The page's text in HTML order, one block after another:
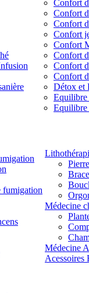
Confort
Confort
Confort
Confort
Confort
Confort
Confort
Confort
Détox et
Equilibre
Equilibre
fumigation
Médecine
Médecine
Acessoires